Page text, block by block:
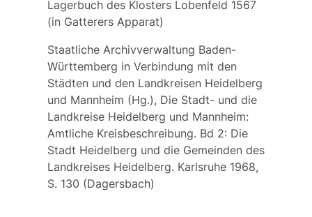
Lagerbuch des Klosters Lobenfeld 1567
(in Gatterers Apparat)
Staatliche Archivverwaltung Baden-
Württemberg in Verbindung mit den
Städten und den Landkreisen Heidelberg
und Mannheim (Hg.), Die Stadt- und die
Landkreise Heidelberg und Mannheim:
Amtliche Kreisbeschreibung. Bd 2: Die
Stadt Heidelberg und die Gemeinden des
Landkreises Heidelberg. Karlsruhe 1968,
S. 130 (Dagersbach)